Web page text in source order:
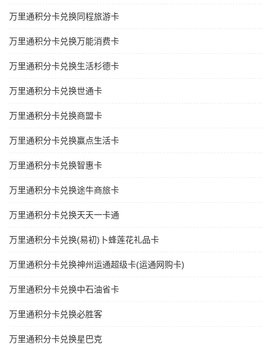
万里通积分卡兑换同程旅游卡
万里通积分卡兑换万能消费卡
万里通积分卡兑换生活杉德卡
万里通积分卡兑换世通卡
万里通积分卡兑换商盟卡
万里通积分卡兑换赢点生活卡
万里通积分卡兑换智惠卡
万里通积分卡兑换途牛商旅卡
万里通积分卡兑换天天一卡通
万里通积分卡兑换(易初)卜蜂莲花礼品卡
万里通积分卡兑换神州运通超级卡(运通网购卡)
万里通积分卡兑换中石油省卡
万里通积分卡兑换必胜客
万里通积分卡兑换星巴克